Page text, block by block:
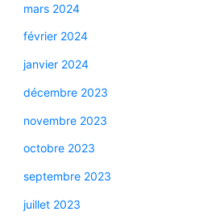
mars 2024
février 2024
janvier 2024
décembre 2023
novembre 2023
octobre 2023
septembre 2023
juillet 2023